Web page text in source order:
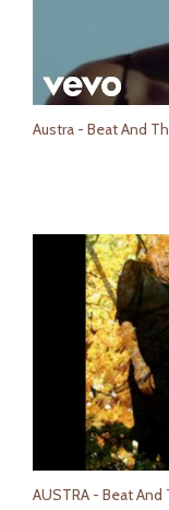
Austra - Beat And
AUSTRA - Beat And